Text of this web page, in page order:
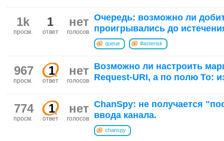
нет
голосов
1
ответ
1k
просм.
Очередь: возможно ли
проигрывались до
queue #asterisk
нет
голосов
1
ответ
967
просм.
Возможно ли настроить
Request-URI, а по полю To:
нет
голосов
1
ответ
774
просм.
ChanSpy: не получается
ввода канала.
chanspy